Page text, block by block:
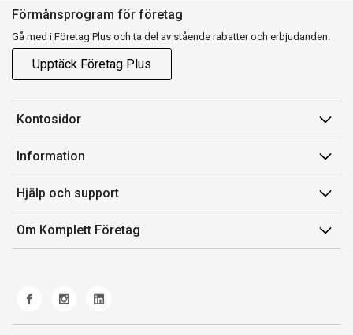
Förmånsprogram för företag
Gå med i Företag Plus och ta del av stående rabatter och erbjudanden.
Upptäck Företag Plus
Kontosidor
Mina sidor
Orderhistorik
Fakturor & Kvitton
Inköpslistor
Information
Försäljningsvillkor
Villkor för Komplett Företag Plus
Felsökning & guider
Hjälp och support
Kontakta oss
Kundservice
Frakt och leverans
Om Komplett Företag